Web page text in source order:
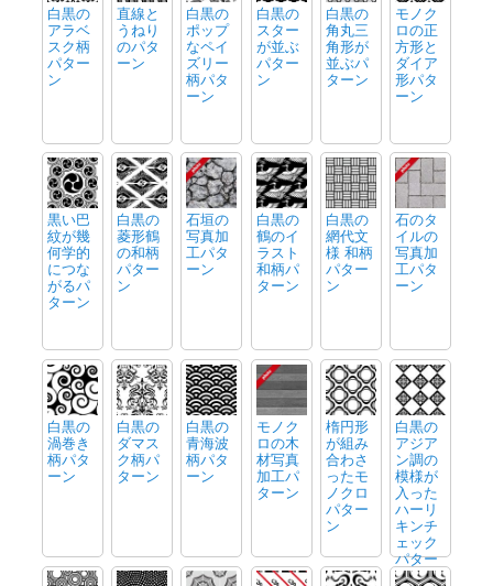
白黒の
アラベ
スク柄
パター
ン
直線と
うねり
のパタ
ーン
白黒の
ポップ
なペイ
ズリー
柄パタ
ーン
白黒の
スター
が並ぶ
パター
ン
白黒の
角丸三
角形が
並ぶパ
ターン
モノク
ロの正
方形と
ダイア
形パタ
ーン
黒い巴
紋が幾
何学的
につな
がるパ
ターン
白黒の
菱形鶴
の和柄
パター
ン
石垣の
写真加
工パタ
ーン
白黒の
鶴のイ
ラスト
和柄パ
ターン
白黒の
網代文
様 和柄
パター
ン
石のタ
イルの
写真加
工パタ
ーン
白黒の
渦巻き
柄パタ
ーン
白黒の
ダマス
ク柄パ
ターン
白黒の
青海波
柄パタ
ーン
モノク
ロの木
材写真
加工パ
ターン
楕円形
が組み
合わさ
ったモ
ノクロ
パター
ン
白黒の
アジア
ン調の
模様が
入った
ハーリ
キンチ
ェック
パター
ン